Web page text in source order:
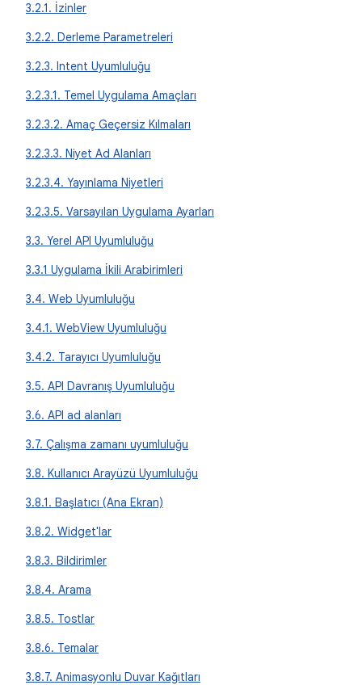
3.2.1. İzinler
3.2.2. Derleme Parametreleri
3.2.3. Intent Uyumluluğu
3.2.3.1. Temel Uygulama Amaçları
3.2.3.2. Amaç Geçersiz Kılmaları
3.2.3.3. Niyet Ad Alanları
3.2.3.4. Yayınlama Niyetleri
3.2.3.5. Varsayılan Uygulama Ayarları
3.3. Yerel API Uyumluluğu
3.3.1 Uygulama İkili Arabirimleri
3.4. Web Uyumluluğu
3.4.1. WebView Uyumluluğu
3.4.2. Tarayıcı Uyumluluğu
3.5. API Davranış Uyumluluğu
3.6. API ad alanları
3.7. Çalışma zamanı uyumluluğu
3.8. Kullanıcı Arayüzü Uyumluluğu
3.8.1. Başlatıcı (Ana Ekran)
3.8.2. Widget'lar
3.8.3. Bildirimler
3.8.4. Arama
3.8.5. Tostlar
3.8.6. Temalar
3.8.7. Animasyonlu Duvar Kağıtları